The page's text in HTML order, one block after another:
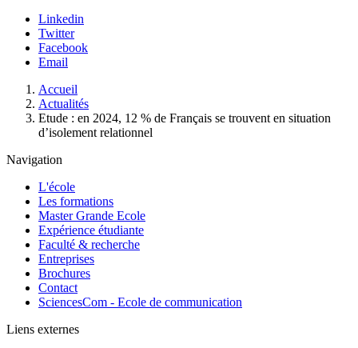
Linkedin
Twitter
Facebook
Email
d'Ariane
Accueil
Actualités
Etude : en 2024, 12 % de Français se trouvent en situation
d’isolement relationnel
Navigation
L'école
Les formations
Master Grande Ecole
Expérience étudiante
Faculté & recherche
Entreprises
Brochures
Contact
SciencesCom - Ecole de communication
Liens externes